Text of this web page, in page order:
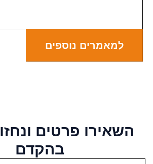
למאמרים נוספים
השאירו פרטים
בהקדם